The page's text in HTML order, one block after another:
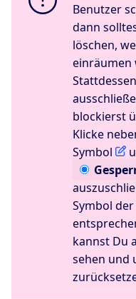
Benutzer
dann
löschen,
einräumen
blockierst
Klicke
Symbol
Symbol
kannst Du
sehen und